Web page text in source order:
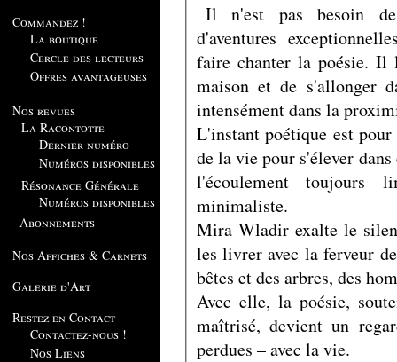
Commandez !
La boutique
Cercle des lecteurs
Offres avantageuses
Nos revues
La Racontotte
Dernier numéro
Numéros disponibles
Résonance Générale
Numéros disponibles
Abonnements
Nos Affiches & Carnets
Galerie d'Art
Restez en Contact
Contactez-nous !
Nos Liens
Il n'est pas besoin
d'aventures
faire chanter la poésie.
maison et de s'allonger
intensément dans la
L'instant poétique est
de la vie pour s'élever
l'écoulement toujours
minimaliste.
Mira Wladir exalte le
les livrer avec la ferveur
bêtes et des arbres, des
Avec elle, la poésie,
maîtrisé, devient un
perdues – avec la vie.